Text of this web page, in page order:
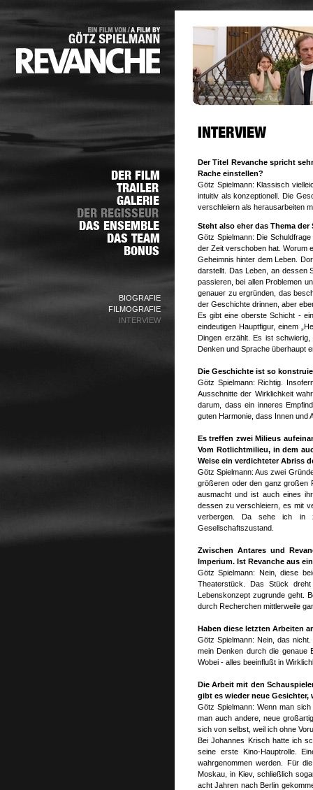
BIOGRAFIE
FILMOGRAFIE
INTERVIEW
Der Titel Revanche spricht
Rache einstellen?
Götz Spielmann: Klassisch
intuitiv als konzeptionell. Die
verschleiern als herausarbeiten
Steht also eher das Thema
Götz Spielmann: Die
der Zeit verschoben hat. Worum
Geheimnis hinter dem Leben.
darstellt. Das Leben, an dessen
passieren, bei allen Problemen
genauer zu ergründen, das
der Geschichte drinnen, aber
Es gibt eine oberste Schicht -
eindeutigen Hauptfigur, einem
Dingen erzählt. Es ist
Denken und Sprache überhaupt
Die Geschichte ist so
Götz Spielmann: Richtig.
Ausschnitte der Wirklichkeit
darum, dass ein inneres
guten Harmonie, dass Innen und
Es treffen zwei Milieus
Vom Rotlichtmilieu, in dem
Weise ein verdichteter Abriss
Götz Spielmann: Aus zwei
größeren oder den ganz großen
ausmacht und ist auch eines
dessen zu verschleiern, es mit
verbergen. Da sehe ich in
Gesellschaftszustand.
Zwischen Antares und
Imperium. Ist Revanche aus
Götz Spielmann: Nein, diese
Theaterstück. Das Stück
Lebenskonzept zugrunde geht.
durch Recherchen mittlerweile
Haben diese letzten Arbeiten
Götz Spielmann: Nein, das
mein Denken durch die genaue
Wobei - alles beeinflußt in
Die Arbeit mit den
gibt es wieder neue Gesichter,
Götz Spielmann: Wenn man
man auch andere, neue
sich von selbst, weil ich ohne
Bei Johannes Krisch hatte ich
seine erste Kino-Hauptrolle.
wahrgenommen werden. Für
Moskau, in Kiev, schließlich
acht Jahren nach Berlin